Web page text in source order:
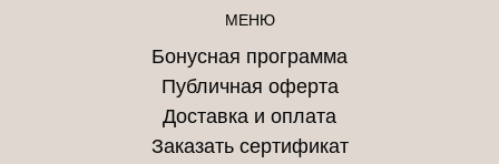
МЕНЮ
Бонусная программа
Публичная оферта
Доставка и оплата
Заказать сертификат